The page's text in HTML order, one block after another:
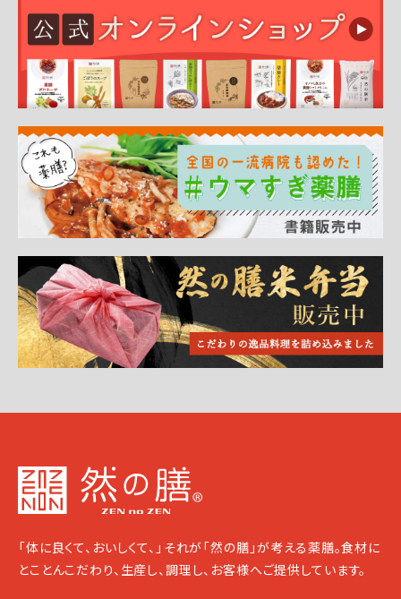
「体に良くて、おいしくて、」それが「然の膳」が考える薬膳。食材に
とことんこだわり、生産し、調理し、お客様へご提供しています。